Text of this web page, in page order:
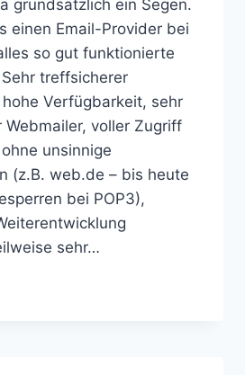
grundsätzlich ein Segen.
einen Email-Provider bei
so gut funktionierte
treffsicherer
Verfügbarkeit, sehr
voller Zugriff
unsinnige
(z.B. web.de – bis heute
bei POP3),
sehr…